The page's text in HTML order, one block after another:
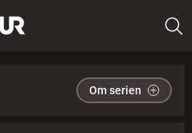
Om serien